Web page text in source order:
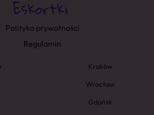
Polityka prywatności
Regulamin
Kraków
Wrocław
Gdańsk